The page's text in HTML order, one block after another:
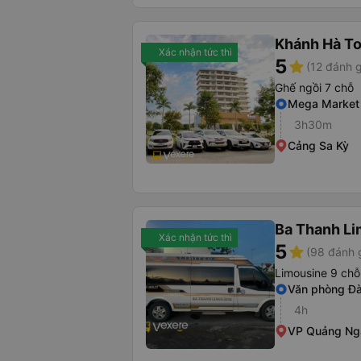
Xác nhận tức thì Khánh Hà
5star (12 đánh
Ghế ngồi 7 chỗ
Mega
3h30m
Cảng Sa Kỳ
Xác nhận tức thì Ba Thanh
5star (98 đánh
Limousine 9 chỗ
Văn phòng Đà
4h
VP Quảng